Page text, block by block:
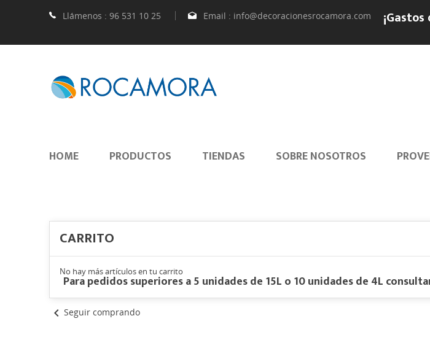
Llámenos : 96 531 10 25 Email : info@decoracionesrocamora.com
HOME PRODUCTOS TIENDAS SOBRE NOSOTROS
CARRITO
No hay más artículos en tu carrito
Para pedidos superiores a 5 unidades de 15L o 10 unidades de 4L
chevron_left Seguir comprando